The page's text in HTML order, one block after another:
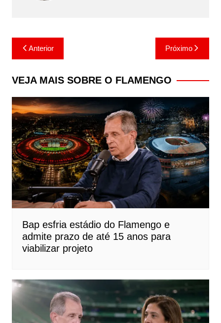
Navegação
de
Post
Anterior Próximo
VEJA MAIS SOBRE O FLAMENGO
Bap esfria estádio do Flamengo e
admite prazo de até 15 anos para
viabilizar projeto